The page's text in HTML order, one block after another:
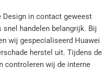
Design in contact geweest
snel handelen belangrijk. Bij
wij gespecialiseerd Huawei
herstel uit. Tijdens de
controleren wij de interne